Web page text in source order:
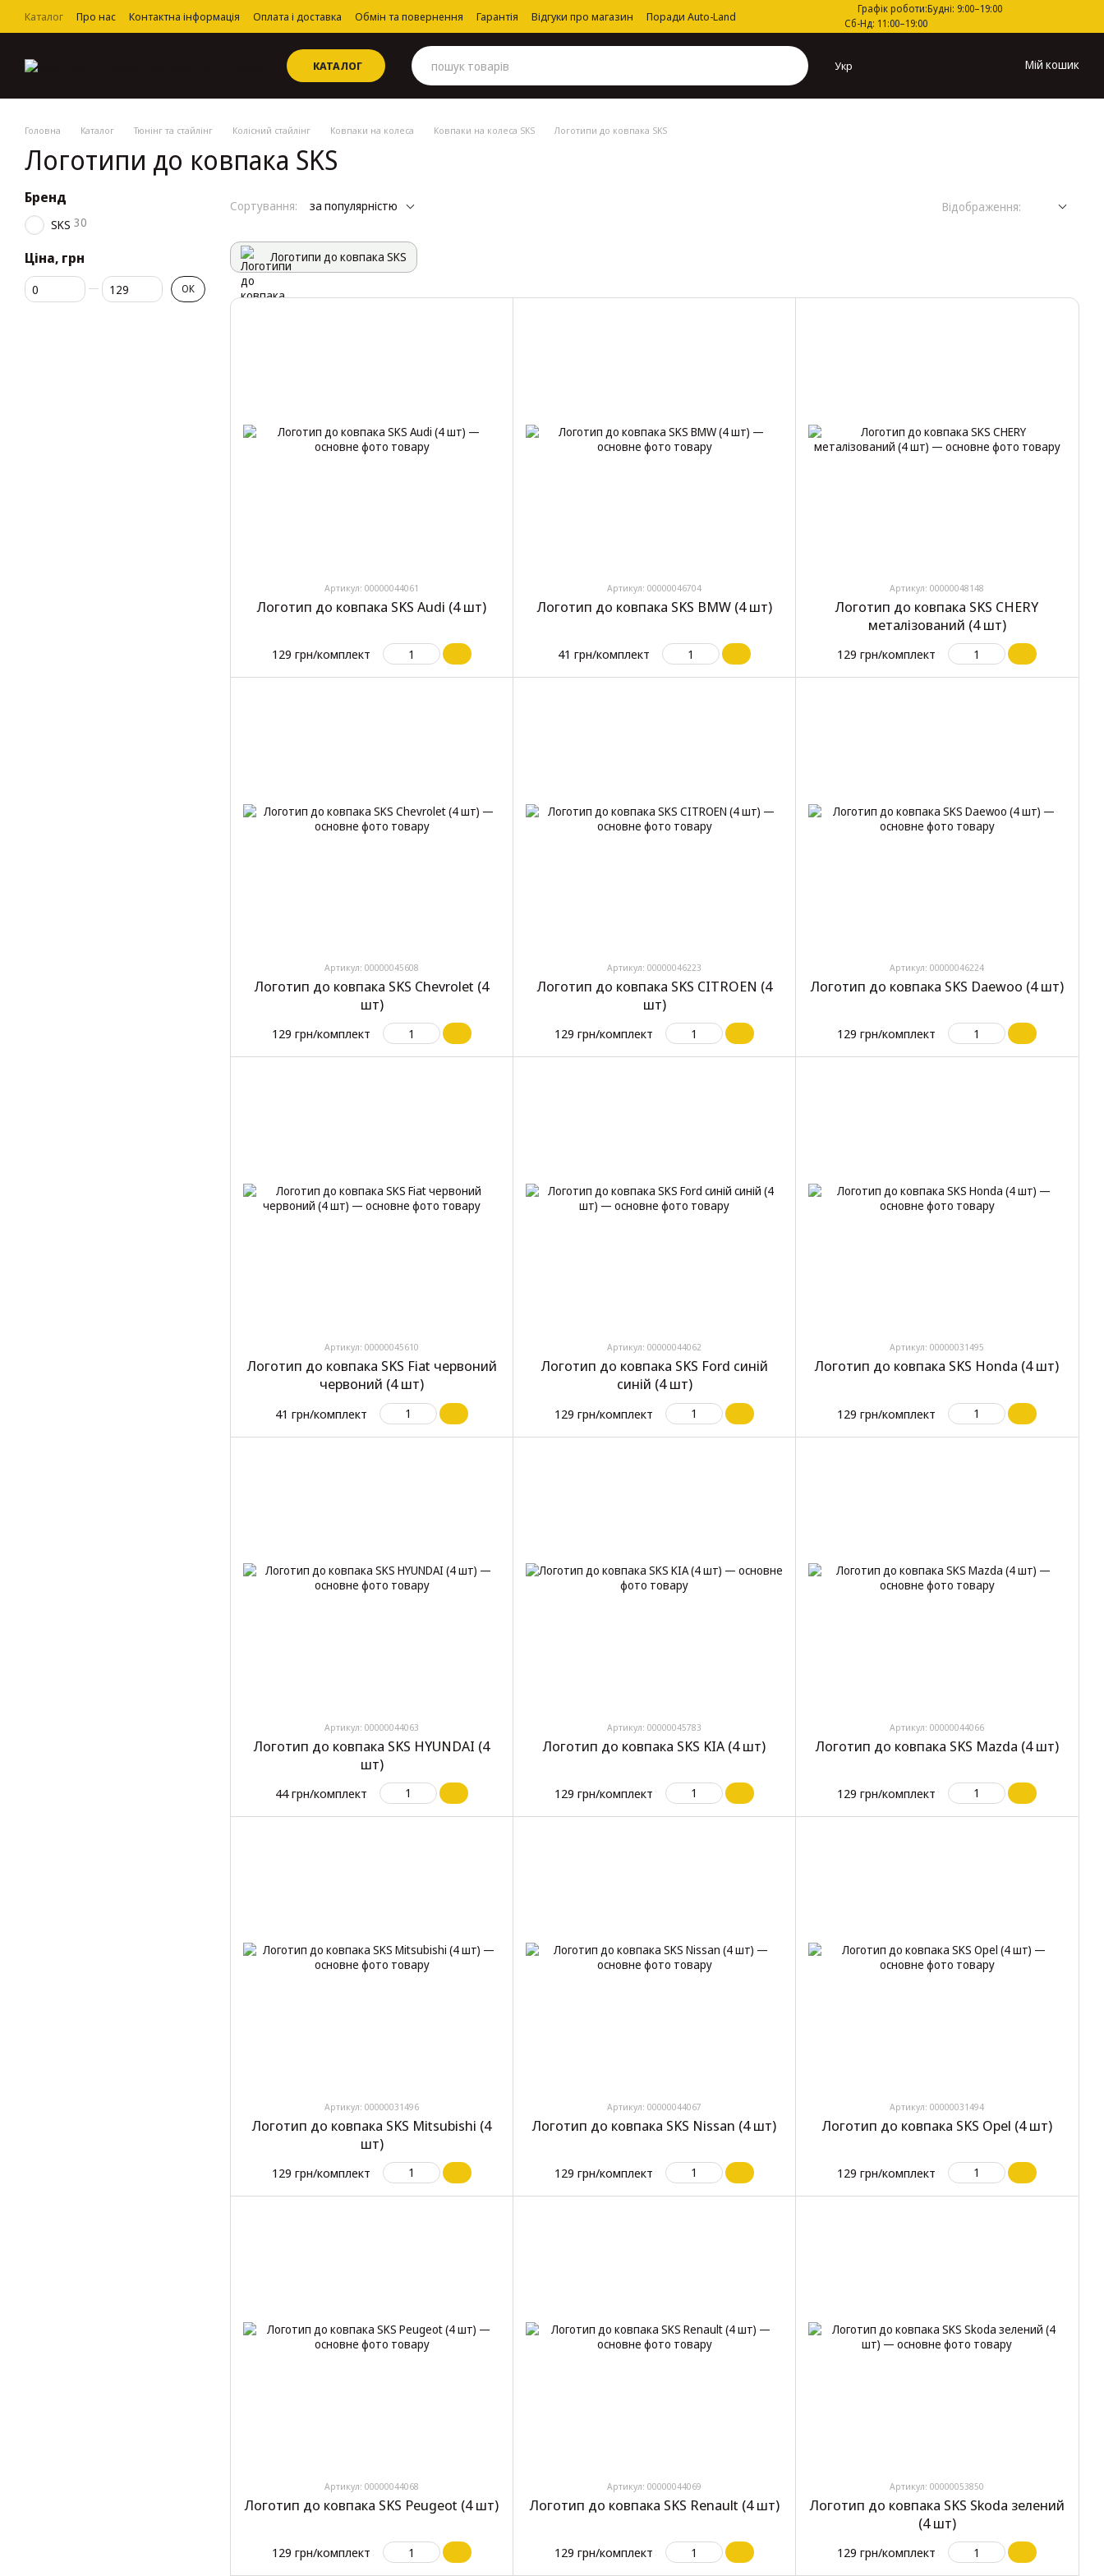
Перейти до основного контенту
Каталог Про нас Контактна інформація Оплата і доставка Обмін та повернення Гарантія Відгуки про магазин
Поради Auto-Land
Угода користувача
Графік роботи:Будні: 9:00–19:00
Сб-Нд: 11:00–19:00
КАТАЛОГ Укр Мій кошик
Головна Каталог Тюнінг та стайлінг Колісний стайлінг Ковпаки на колеса Ковпаки на колеса SKS Логотипи до ковпака SKS
Логотипи до ковпака SKS
Сортування: за популярністю Відображення:
Логотипи до ковпака SKS
Артикул: 00000044061
Логотип до ковпака SKS Audi (4 шт)
129 грн/комплект
Артикул: 00000046704
Логотип до ковпака SKS BMW (4 шт)
41 грн/комплект
Артикул: 00000048148
Логотип до ковпака SKS CHERY
металізований (4 шт)
129 грн/комплект
Артикул: 00000045608
Логотип до ковпака SKS Chevrolet (4
шт)
129 грн/комплект
Артикул: 00000046223
Логотип до ковпака SKS CITROEN (4
шт)
129 грн/комплект
Артикул: 00000046224
Логотип до ковпака SKS Daewoo (4 шт)
129 грн/комплект
Артикул: 00000045610
Логотип до ковпака SKS Fiat червоний
червоний (4 шт)
41 грн/комплект
Артикул: 00000044062
Логотип до ковпака SKS Ford синій
синій (4 шт)
129 грн/комплект
Артикул: 00000031495
Логотип до ковпака SKS Honda (4 шт)
129 грн/комплект
Артикул: 00000044063
Логотип до ковпака SKS HYUNDAI (4
шт)
44 грн/комплект
Артикул: 00000045783
Логотип до ковпака SKS KIA (4 шт)
129 грн/комплект
Артикул: 00000044066
Логотип до ковпака SKS Mazda (4 шт)
129 грн/комплект
Артикул: 00000031496
Логотип до ковпака SKS Mitsubishi (4
шт)
129 грн/комплект
Артикул: 00000044067
Логотип до ковпака SKS Nissan (4 шт)
129 грн/комплект
Артикул: 00000031494
Логотип до ковпака SKS Opel (4 шт)
129 грн/комплект
Артикул: 00000044068
Логотип до ковпака SKS Peugeot (4 шт)
129 грн/комплект
Артикул: 00000044069
Логотип до ковпака SKS Renault (4 шт)
129 грн/комплект
Артикул: 00000053850
Логотип до ковпака SKS Skoda зелений
(4 шт)
129 грн/комплект
Бренд
SKS 30
Ціна, грн
Від Ціна, грн
До Ціна, грн ОК